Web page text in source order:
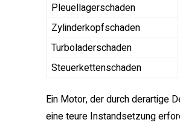
Pleuellagerschaden
Zylinderkopfschaden
Turboladerschaden
Steuerkettenschaden
Ein Motor, der durch derartige
eine teure Instandsetzung